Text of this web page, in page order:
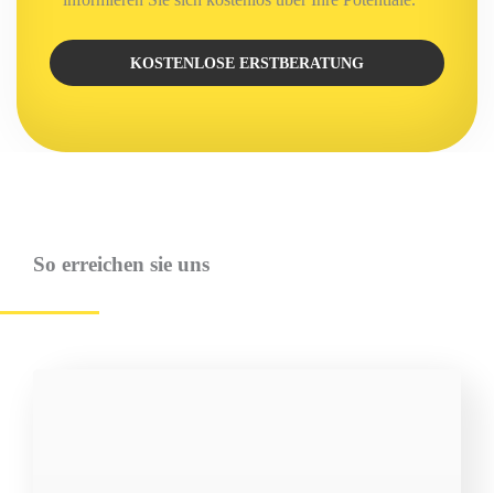
KOSTENLOSE ERSTBERATUNG
So erreichen sie uns